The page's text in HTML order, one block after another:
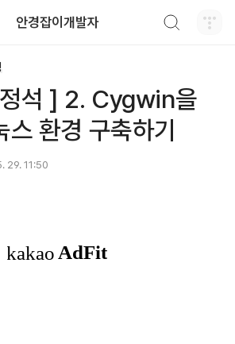
안경잡이개발자
석 ] 2. Cygwin을
환경 구축하기
29. 11:50